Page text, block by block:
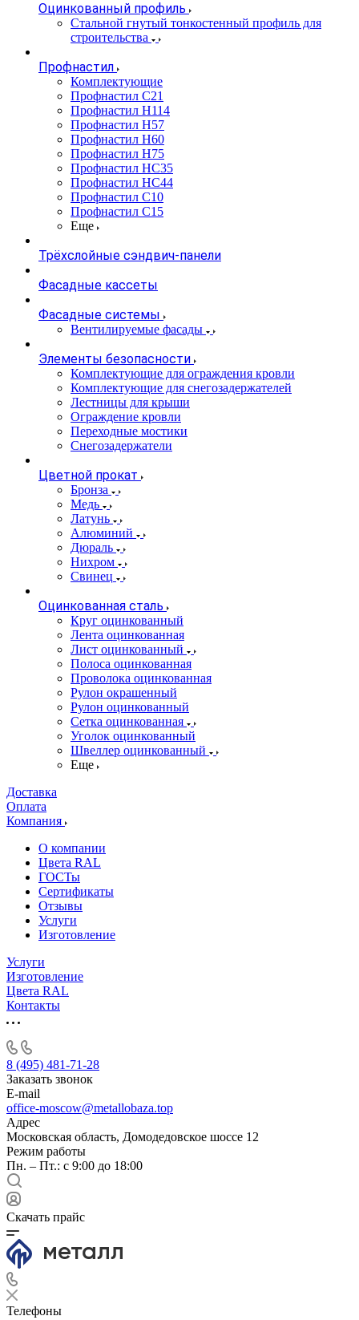
Оцинкованный профиль
Стальной гнутый тонкостенный профиль для
строительства
Профнастил
Комплектующие
Профнастил C21
Профнастил Н114
Профнастил Н57
Профнастил Н60
Профнастил Н75
Профнастил НС35
Профнастил НС44
Профнастил С10
Профнастил С15
Еще
Трёхслойные сэндвич-панели
Фасадные кассеты
Фасадные системы
Вентилируемые фасады
Элементы безопасности
Комплектующие для ограждения кровли
Комплектующие для снегозадержателей
Лестницы для крыши
Ограждение кровли
Переходные мостики
Снегозадержатели
Цветной прокат
Бронза
Медь
Латунь
Алюминий
Дюраль
Нихром
Свинец
Оцинкованная сталь
Круг оцинкованный
Лента оцинкованная
Лист оцинкованный
Полоса оцинкованная
Проволока оцинкованная
Рулон окрашенный
Рулон оцинкованный
Сетка оцинкованная
Уголок оцинкованный
Швеллер оцинкованный
Еще
Доставка
Оплата
Компания
О компании
Цвета RAL
ГОСТы
Сертификаты
Отзывы
Услуги
Изготовление
Услуги
Изготовление
Цвета RAL
Контакты
8 (495) 481-71-28
Заказать звонок
E-mail
office-moscow@metallobaza.top
Адрес
Московская область, Домодедовское шоссе 12
Режим работы
Пн. – Пт.: с 9:00 до 18:00
Скачать прайс
Телефоны